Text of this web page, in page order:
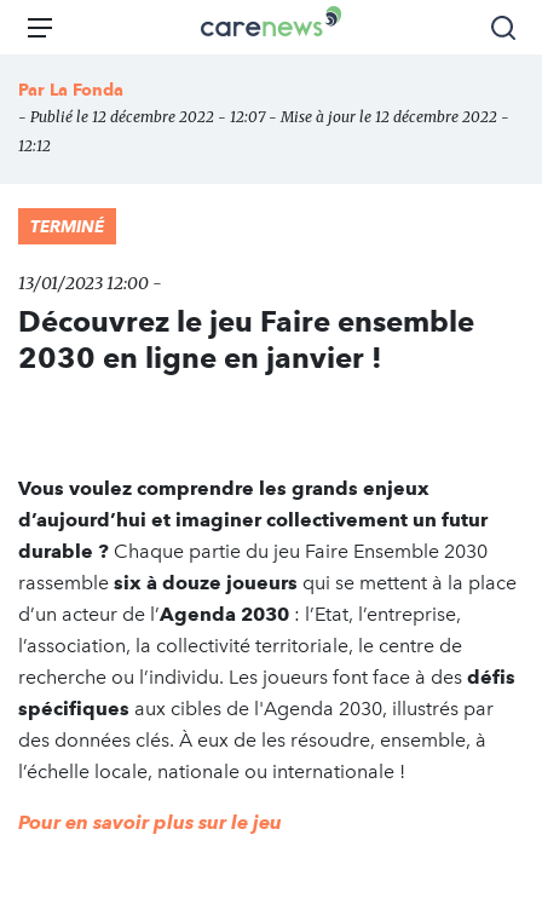
Aller
principal
Carenews,
des
Menu
Par La Fonda
- Publié le 12 décembre 2022 - 12:07 - Mise à jour le 12 décembre 2022 -
12:12
TERMINÉ
13/01/2023 12:00 -
Découvrez le jeu Faire ensemble
2030 en ligne en janvier !
Vous voulez comprendre les grands enjeux
d’aujourd’hui et imaginer collectivement un futur
durable ? Chaque partie du jeu Faire Ensemble 2030
rassemble six à douze joueurs qui se mettent à la place
d’un acteur de l’Agenda 2030 : l’Etat, l’entreprise,
l’association, la collectivité territoriale, le centre de
recherche ou l’individu. Les joueurs font face à des défis
spécifiques aux cibles de l'Agenda 2030, illustrés par
des données clés. À eux de les résoudre, ensemble, à
l’échelle locale, nationale ou internationale !
Pour en savoir plus sur le jeu